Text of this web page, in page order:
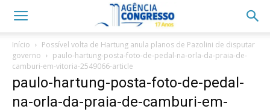
Início
Possível volta de Hartung anula planos de Pazolini de disputar
governo
paulo-hartung-posta-foto-de-pedal-na-orla-da-praia-de-
camburi-em-vitoria-2549066-article
paulo-hartung-posta-foto-de-pedal-
na-orla-da-praia-de-camburi-em-